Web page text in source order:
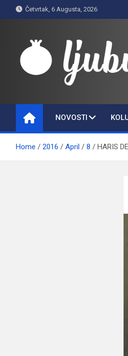
to
Četvrtak, 6 Augusta, 2026
Ljubušaci
NOVOSTI
Home 2016 April 8 HARIS